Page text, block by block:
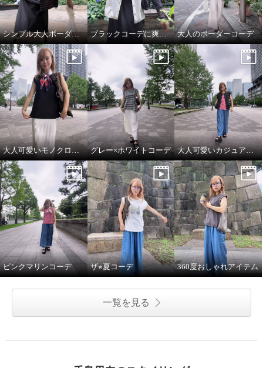
エムズ スタイル バックタック
デザイン 異素材切替 デザインプ
ルオーバー
ブラック
¥0
シンプル大人ボーダーコーデ ブラックコーデに爽やかホワイトをプラス 大人のボーダーコーデ
大人可愛いモノクロコーデ グレー×ホワイトコーデ 大人可愛いカジュアルコーデ
ピンクマリンコーデ ザ⭐︎夏コーデ 360度おしゃれアイテム
一覧を見る